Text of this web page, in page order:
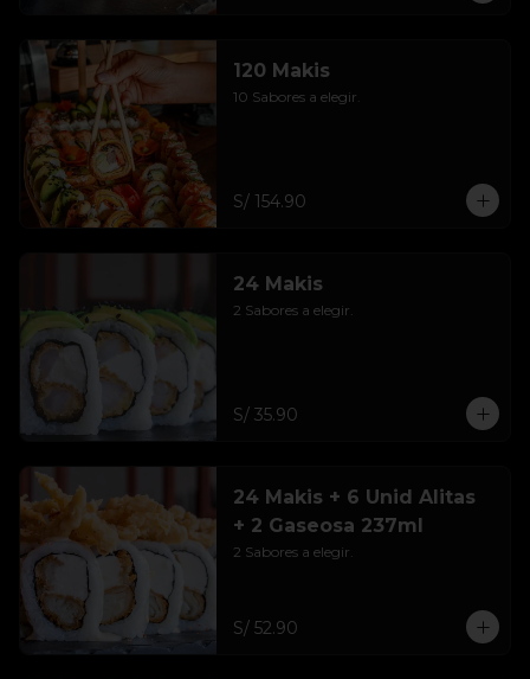
120 Makis
10 Sabores a elegir.
S/ 154.90
24 Makis
2 Sabores a elegir.
S/ 35.90
24 Makis + 6 Unid Alitas
+ 2 Gaseosa 237ml
2 Sabores a elegir.
S/ 52.90